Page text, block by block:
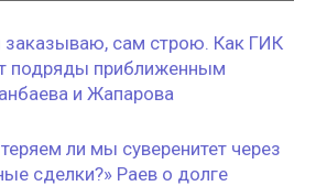
заказываю, сам строю. Как ГИК
подряды приближенным
и Жапарова
ли мы суверенитет через
сделки?» Раев о долге